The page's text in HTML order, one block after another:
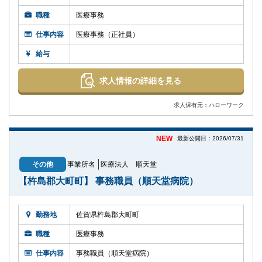
職種 医療事務
仕事内容 医療事務（正社員）
給与
求人情報の詳細を見る
求人保有元：ハローワーク
NEW 最新公開日：2026/07/31
その他 事業所名 医療法人 順天堂
【杵島郡大町町】 事務職員（順天堂病院）
勤務地 佐賀県杵島郡大町町
職種 医療事務
仕事内容 事務職員（順天堂病院）